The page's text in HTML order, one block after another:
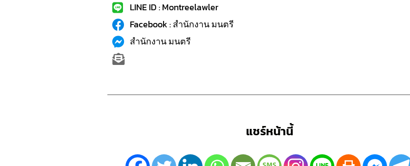
LINE ID : Montreelawler
Facebook : สำนักงาน มนตรี
สำนักงาน มนตรี
แชร์หน้านี้